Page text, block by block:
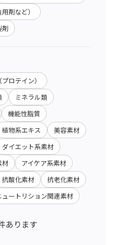
剤など）
剤
ロテイン）
ミネラル類
機能性脂質
植物系エキス 美容素材
ダイエット系素材
材 アイケア系素材
抗酸化素材 抗老化素材
ュートリション関連素材
あります